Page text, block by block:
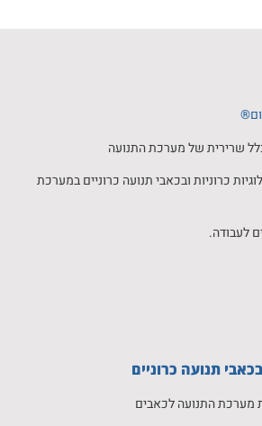
שרירית של מערכת התנועה
כרוניות ובכאבי תנועה כרוניים במערכת
תנועה כרוניים
מערכת התנועה לכאבים